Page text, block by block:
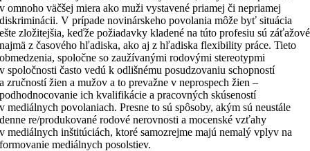
v omnoho väčšej miera ako muži vystavené priamej či nepriamej
diskriminácii. V prípade novinárskeho povolania môže byť situácia
ešte zložitejšia, keďže požiadavky kladené na túto profesiu sú záťažové
najmä z časového hľadiska, ako aj z hľadiska flexibility práce. Tieto
obmedzenia, spoločne so zaužívanými rodovými stereotypmi
v spoločnosti často vedú k odlišnému posudzovaniu schopností
a zručností žien a mužov a to prevažne v neprospech žien –
podhodnocovanie ich kvalifikácie a pracovných skúseností
v mediálnych povolaniach. Presne to sú spôsoby, akým sú neustále
denne re/produkované rodové nerovnosti a mocenské vzťahy
v mediálnych inštitúciách, ktoré samozrejme majú nemalý vplyv na
formovanie mediálnych posolstiev.